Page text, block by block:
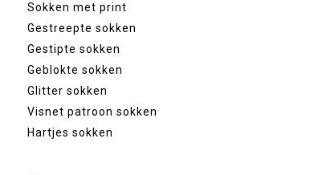
Sokken met print
Gestreepte sokken
Gestipte sokken
Geblokte sokken
Glitter sokken
Visnet patroon sokken
Hartjes sokken